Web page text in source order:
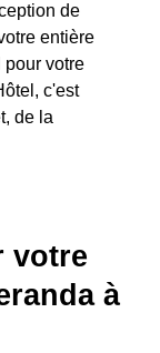
de
entière
pour votre
c'est
de la
votre
à